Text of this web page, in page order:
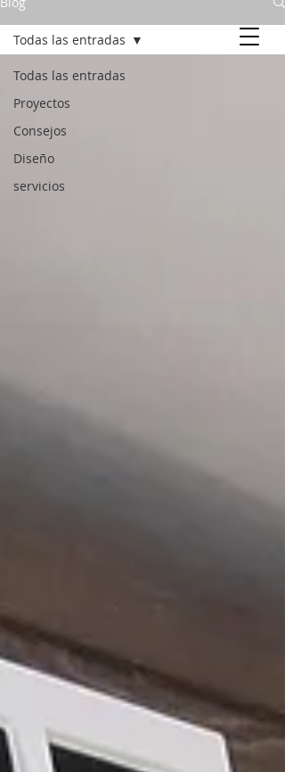
Estudio de diseño de interiores en madera Carpintería en playa del
carmen, closets cocinas, muebles de baño, Carpintería residencial
Todas las entradas
Proyectos
Consejos
Diseño
servicios
Todas las entradas